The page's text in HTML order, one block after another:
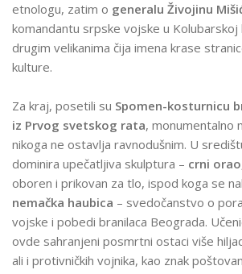
etnologu, zatim o generalu Živojinu
komandantu srpske vojske u Kolubarskoj
drugim velikanima čija imena krase
kulture.
Za kraj, posetili su Spomen-kosturnicu
iz Prvog svetskog rata, monumentalno
nikoga ne ostavlja ravnodušnim. U
dominira upečatljiva skulptura – crni
oboren i prikovan za tlo, ispod koga se
nemačka haubica – svedočanstvo o
vojske i pobedi branilaca Beograda.
ovde sahranjeni posmrtni ostaci više
ali i protivničkih vojnika, kao znak